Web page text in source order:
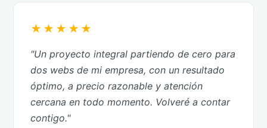
★★★★★
"Un proyecto integral partiendo de cero para
dos webs de mi empresa, con un resultado
óptimo, a precio razonable y atención
cercana en todo momento. Volveré a contar
contigo."